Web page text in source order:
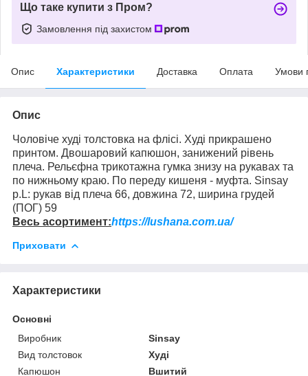
Що таке купити з Пром?
Замовлення під захистом
Опис Характеристики Доставка Оплата Умови
Опис
Чоловіче худі толстовка на флісі. Худі прикрашено
принтом. Двошаровий капюшон, занижений рівень
плеча. Рельєфна трикотажна гумка знизу на рукавах та
по нижньому краю. По переду кишеня - муфта. Sinsay
р.L: рукав від плеча 66, довжина 72, ширина грудей
(ПОГ) 59
Весь асортимент:https://lushana.com.ua/
Приховати
Характеристики
Основні
Виробник
Sinsay
Вид толстовок
Худі
Капюшон
Вшитий